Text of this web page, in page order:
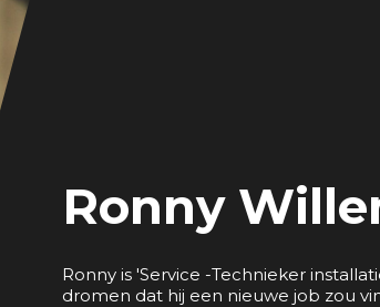
Ronny
Ronny is 'Service -Technieker
dromen dat hij een nieuwe job zou